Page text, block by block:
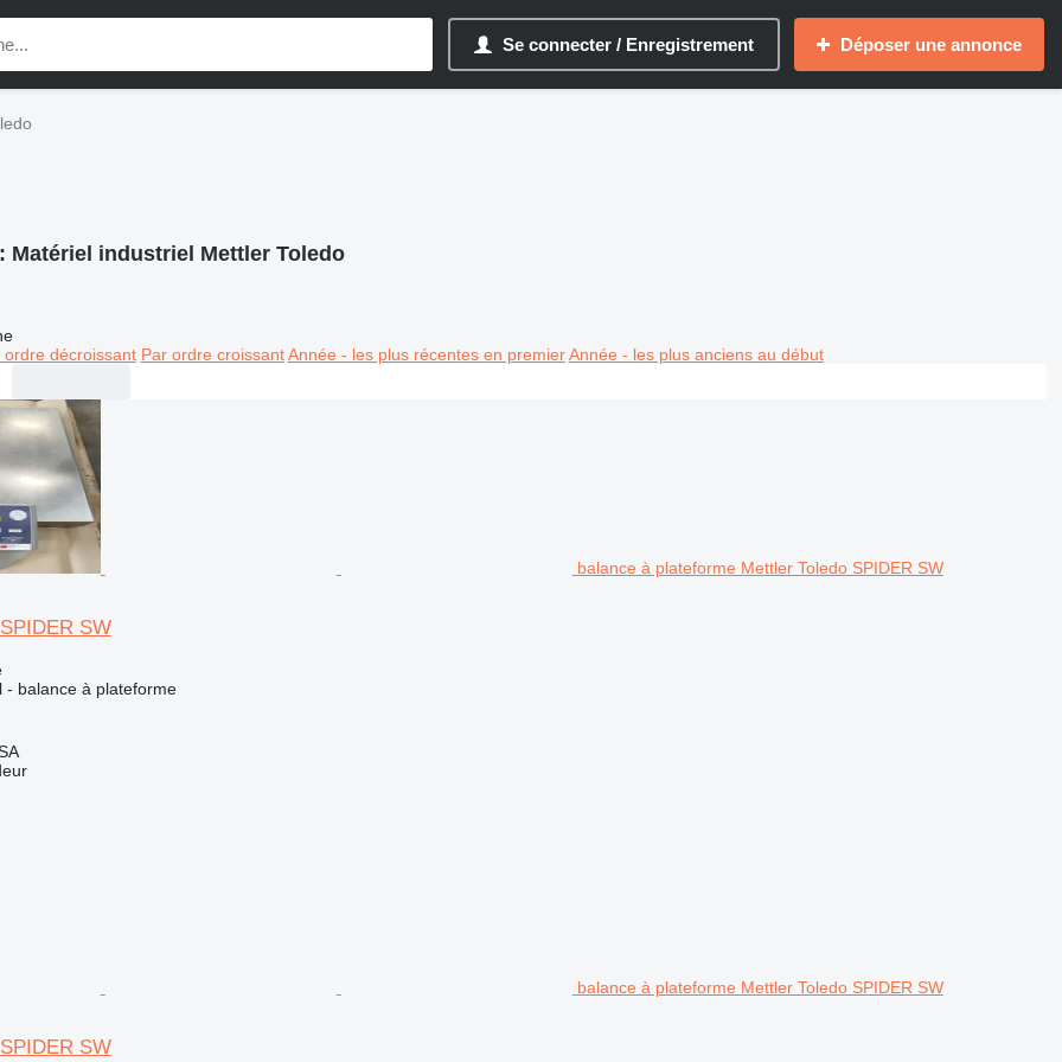
Se connecter / Enregistrement Déposer une annonce
Matériel industriel Mettler Toledo
ordre décroissant Par ordre croissant Année - les plus récentes en premier Année - les plus anciens au début
balance à plateforme Mettler Toledo SPIDER SW
SW
- balance à plateforme
balance à plateforme Mettler Toledo SPIDER SW
SW